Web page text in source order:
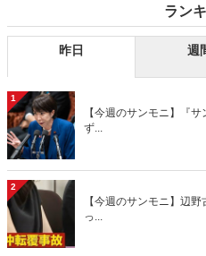
ラン
昨日 週
1
【今週のサンモニ】『
ず...
2
【今週のサンモニ】辺
っ...